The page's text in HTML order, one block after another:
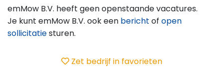
emMow B.V. heeft geen openstaande vacatures.
Je kunt emMow B.V. ook een bericht of open
sollicitatiesturen.
Zet bedrijf in favorieten